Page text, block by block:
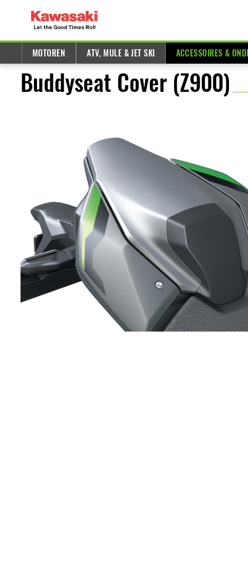
MOTOREN ATV, MULE & JET SKI ACCESSOIRES &
Buddyseat Cover (Z900)